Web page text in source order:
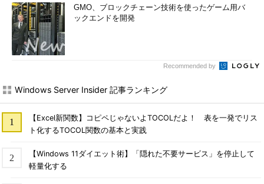
GMO、ブロックチェーン技術を使ったゲーム用バ
ックエンドを開発
Recommended by
Windows Server Insider 記事ランキング
【Excel新関数】コピペじゃないよTOCOLだよ！ 表を一発でリス
ト化するTOCOL関数の基本と実践
【Windows 11ダイエット術】「隠れた不要サービス」を停止して
軽量化する